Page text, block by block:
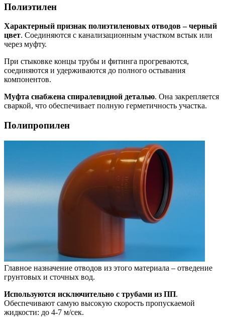
Полиэтилен
Характерный признак полиэтиленовых отводов – черный
цвет. Соединяются с канализационным участком встык или
через муфту.
При стыковке концы трубы и фитинга прогреваются,
соединяются и удерживаются до полного остывания
компонентов.
Муфта снабжена спиралевидной деталью. Она закрепляется
сваркой, что обеспечивает полную герметичность участка.
Полипропилен
Главное назначение отводов из этого материала – отведение
грунтовых и сточных вод.
Используются исключительно с трубами из ПП.
Обеспечивают самую высокую скорость пропускаемой
жидкости: до 4-7 м/сек.